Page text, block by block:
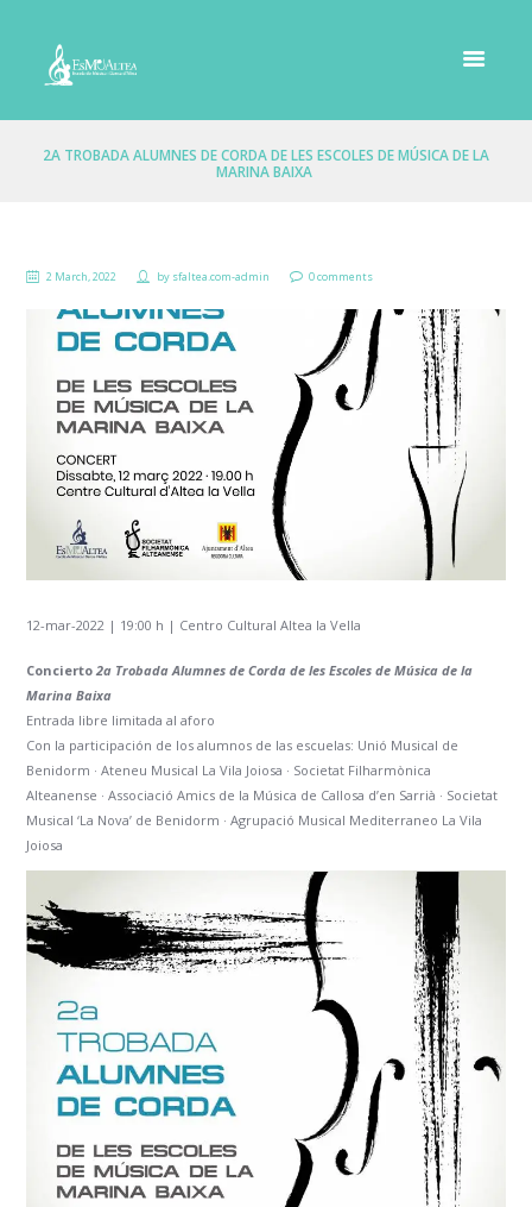
2A TROBADA ALUMNES DE CORDA DE LES ESCOLES DE MÚSICA DE LA
MARINA BAIXA
2 March, 2022 by sfaltea.com-admin 0 comments
12-mar-2022 | 19:00 h | Centro Cultural Altea la Vella
Concierto2a Trobada Alumnes de Corda de les Escoles de Música de la
Marina Baixa
Entrada libre limitada al aforo
Con la participación de los alumnos de las escuelas: Unió Musical de
Benidorm · Ateneu Musical La Vila Joiosa · Societat Filharmònica
Alteanense · Associació Amics de la Música de Callosa d’en Sarrià · Societat
Musical ‘La Nova’ de Benidorm · Agrupació Musical Mediterraneo La Vila
Joiosa